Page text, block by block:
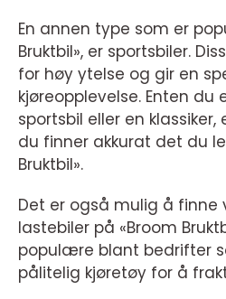
En annen type som er
Bruktbil», er sportsbiler.
for høy ytelse og gir en
kjøreopplevelse. Enten
sportsbil eller en
du finner akkurat det du
Bruktbil».
Det er også mulig å finne
lastebiler på «Broom
populære blant bedrifter
pålitelig kjøretøy for å